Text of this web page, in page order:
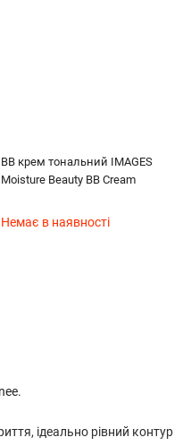
BB крем тональний IMAGES
Moisture Beauty BB Cream
Немає в наявності
ідеально рівний контур